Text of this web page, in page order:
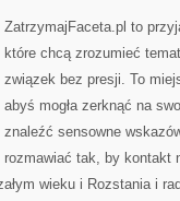
ZatrzymajFaceta.pl to
które chcą zrozumieć
związek bez presji. To
abyś mogła zerknąć na
znaleźć sensowne
rozmawiać tak, by kontakt
wieku i Rozstania i